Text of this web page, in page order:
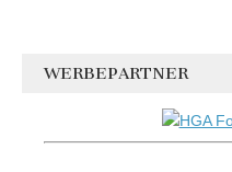
WERBEPARTNER